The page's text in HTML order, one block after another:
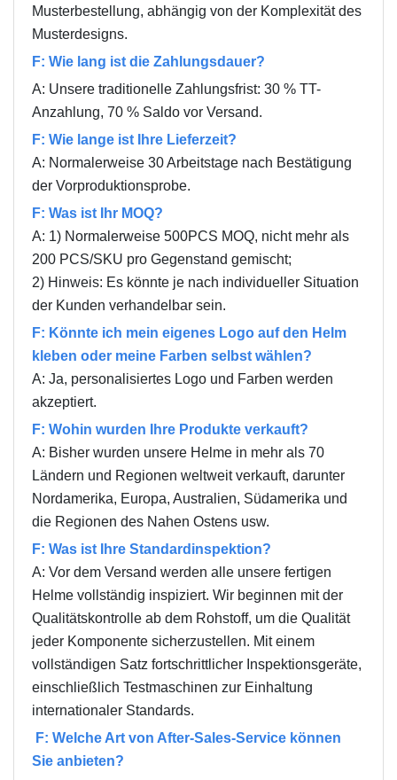
Musterbestellung, abhängig von der Komplexität des
Musterdesigns.
F: Wie lang ist die Zahlungsdauer?
A: Unsere traditionelle Zahlungsfrist: 30 % TT-
Anzahlung, 70 % Saldo vor Versand.
F: Wie lange ist Ihre Lieferzeit?
A: Normalerweise 30 Arbeitstage nach Bestätigung
der Vorproduktionsprobe.
F: Was ist Ihr MOQ?
A: 1) Normalerweise 500PCS MOQ, nicht mehr als
200 PCS/SKU pro Gegenstand gemischt;
2) Hinweis: Es könnte je nach individueller Situation
der Kunden verhandelbar sein.
F: Könnte ich mein eigenes Logo auf den Helm
kleben oder meine Farben selbst wählen?
A: Ja, personalisiertes Logo und Farben werden
akzeptiert.
F: Wohin wurden Ihre Produkte verkauft?
A: Bisher wurden unsere Helme in mehr als 70
Ländern und Regionen weltweit verkauft, darunter
Nordamerika, Europa, Australien, Südamerika und
die Regionen des Nahen Ostens usw.
F: Was ist Ihre Standardinspektion?
A: Vor dem Versand werden alle unsere fertigen
Helme vollständig inspiziert. Wir beginnen mit der
Qualitätskontrolle ab dem Rohstoff, um die Qualität
jeder Komponente sicherzustellen. Mit einem
vollständigen Satz fortschrittlicher Inspektionsgeräte,
einschließlich Testmaschinen zur Einhaltung
internationaler Standards.
F: Welche Art von After-Sales-Service können
Sie anbieten?